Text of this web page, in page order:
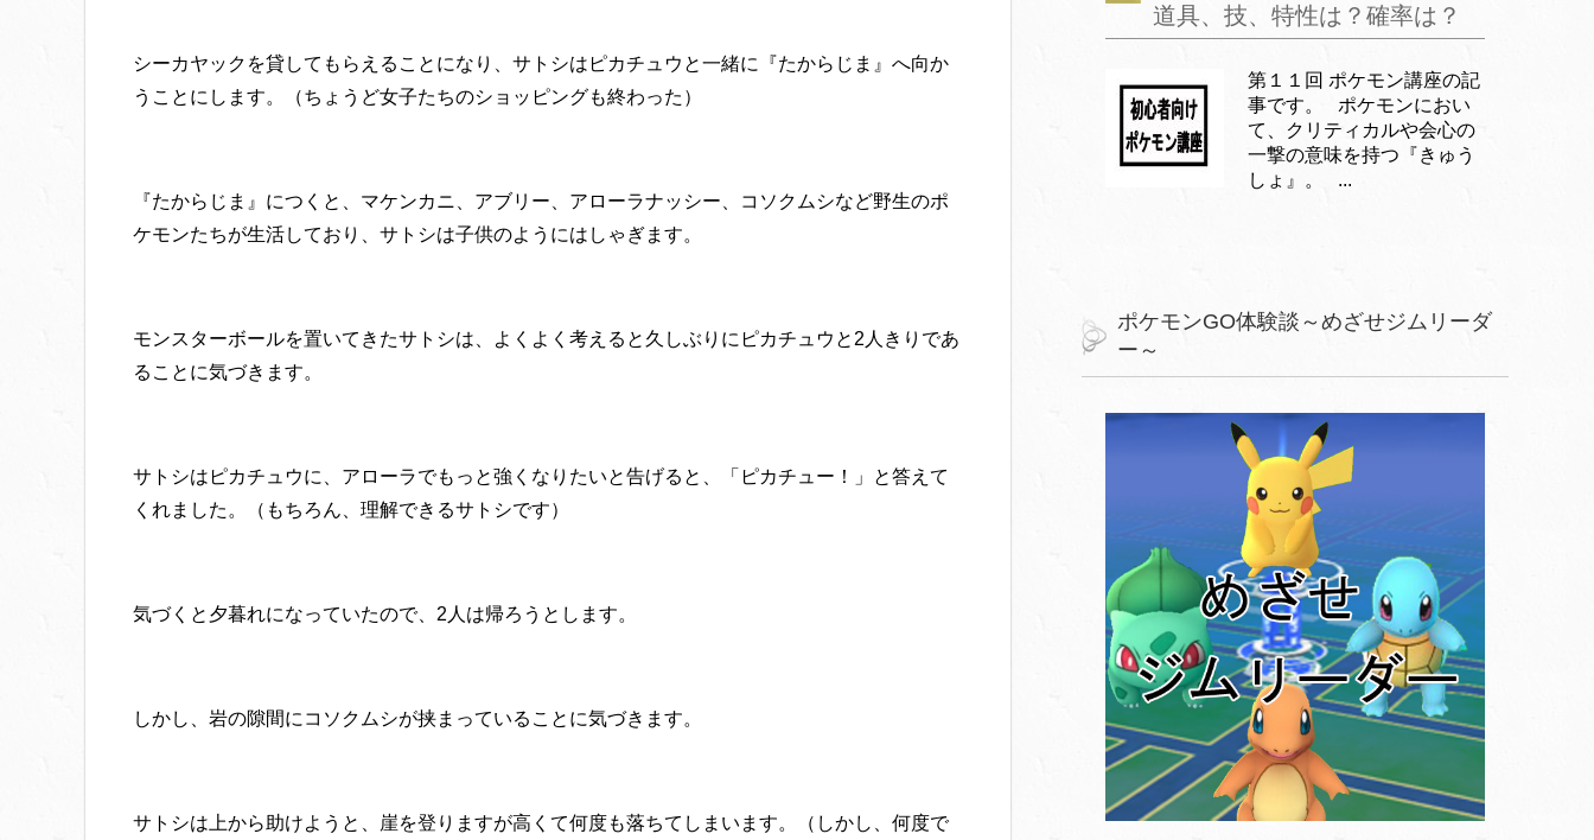
シーカヤックを貸してもらえることになり、サトシはピカチュウと一緒に『たからじま』へ向か
うことにします。（ちょうど女子たちのショッピングも終わった）
『たからじま』につくと、マケンカニ、アブリー、アローラナッシー、コソクムシなど野生のポ
ケモンたちが生活しており、サトシは子供のようにはしゃぎます。
モンスターボールを置いてきたサトシは、よくよく考えると久しぶりにピカチュウと2人きりであ
ることに気づきます。
サトシはピカチュウに、アローラでもっと強くなりたいと告げると、「ピカチュー！」と答えて
くれました。（もちろん、理解できるサトシです）
気づくと夕暮れになっていたので、2人は帰ろうとします。
しかし、岩の隙間にコソクムシが挟まっていることに気づきます。
サトシは上から助けようと、崖を登りますが高くて何度も落ちてしまいます。（しかし、何度で
道具、技、特性は？確率は？
第１１回 ポケモン講座の記
事です。 ポケモンにおい
て、クリティカルや会心の
一撃の意味を持つ『きゅう
しょ』。 ...
ポケモンGO体験談～めざせジムリーダ
ー～